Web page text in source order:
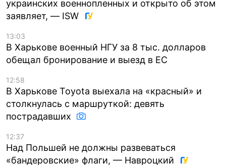
украинских военнопленных и открыто об этом
заявляет, — ISW
13:03
В Харькове военный НГУ за 8 тыс. долларов
обещал бронирование и выезд в ЕС
12:58
В Харькове Toyota выехала на «красный» и
столкнулась с маршруткой: девять
пострадавших
12:37
Над Польшей не должны развеваться
«бандеровские» флаги, — Навроцкий